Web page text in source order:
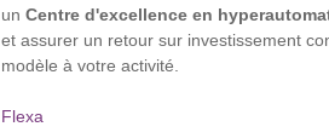
un Centre d'excellence en
et assurer un retour sur investissement
modèle à votre activité.
Flexa